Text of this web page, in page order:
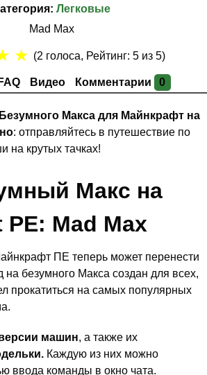
Легковые
Mad Max
FAQ Видео Комментарии 0
★ (2 голоса, Рейтинг: 5из 5)
Макса для Майнкрафт на
: отправляйтесь в путешествие по
на крутых тачках!
Макс на
Mad Max
ПЕ теперь может перенести
безумного Макса создан для всех,
прокатиться на самых популярных
машин, а также их
Каждую из них можно
ввода команды в окно чата.